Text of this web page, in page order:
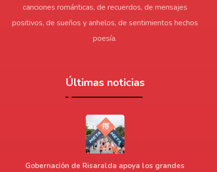
canciones románticas, de recuerdos, de mensajes
positivos, de sueños y anhelos, de sentimientos hechos
poesía.
Últimas noticias
Gobernación de Risaralda apoya los grandes